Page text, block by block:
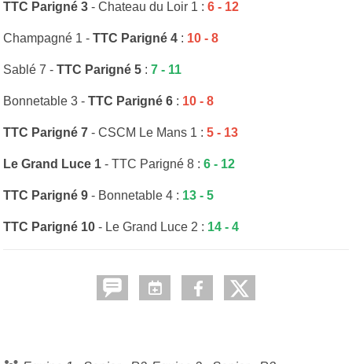
TTC Parigné 3 - Chateau du Loir 1 : 6 - 12
Champagné 1 - TTC Parigné 4 : 10 - 8
Sablé 7 - TTC Parigné 5 : 7 - 11
Bonnetable 3 - TTC Parigné 6 : 10 - 8
TTC Parigné 7 - CSCM Le Mans 1 : 5 - 13
Le Grand Luce 1 - TTC Parigné 8 : 6 - 12
TTC Parigné 9 - Bonnetable 4 : 13 - 5
TTC Parigné 10 - Le Grand Luce 2 : 14 - 4